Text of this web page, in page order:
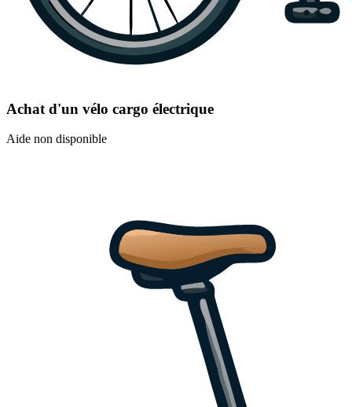
Achat d'un vélo cargo électrique
Aide non disponible